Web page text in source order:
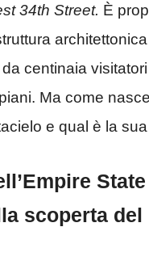
34th Street. È
da centinaia
Ma come
e qual è la
State
scoperta del